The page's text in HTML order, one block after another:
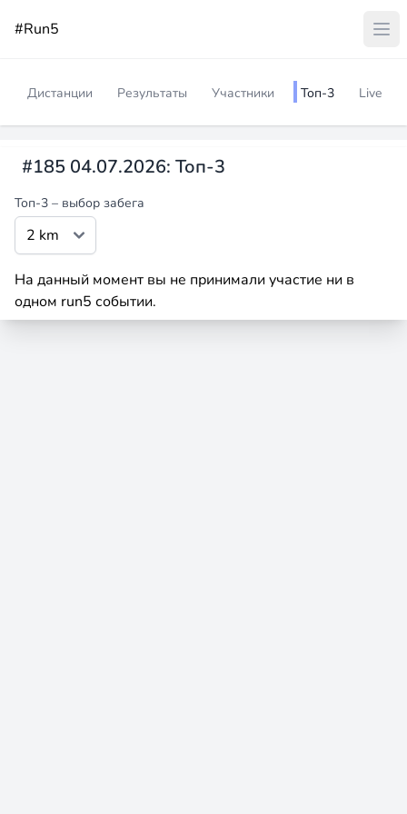
#Run5
Дистанции Результаты Участники Топ-3 Live
#185 04.07.2026: Топ-3
Топ-3 – выбор забега
На данный момент вы не принимали участие ни в
одном run5 событии.